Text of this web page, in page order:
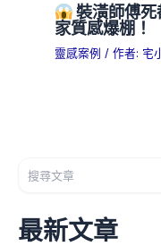
裝潢師傅
家質感爆棚！
靈感案例 / 作者: 宅
最新文章